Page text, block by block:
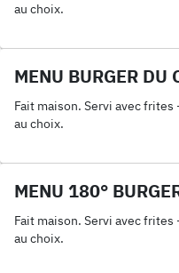
au choix.
MENU BURGER DU
Fait maison. Servi avec frites
au choix.
MENU 180°
Fait maison. Servi avec frites
au choix.